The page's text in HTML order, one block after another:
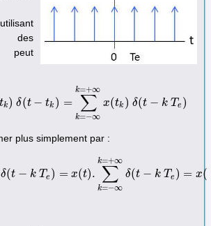
des
peut
tk) δ(t − tk ) = ∑
k=−∞
k=+∞
x(tk ) δ(t − k Te )
∞x (tk) δ(t −tk ) =∑k −∞ =+∞x(t k) δ( t−k T e)
plus simplement par :
δ(t − k Te ) = x(t). ∑
k=−∞
k=+∞
δ(t − k Te ) = x(
∞x( t) δ(t −k T e)= x(t).∑ =− =+∞ δ(t −k Te ) =x( t)